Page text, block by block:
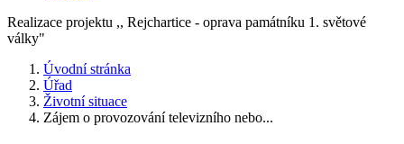
Realizace projektu ,, Rejchartice - oprava památníku 1. světové
války"
Úvodní stránka
Úřad
Životní situace
Zájem o provozování televizního nebo...